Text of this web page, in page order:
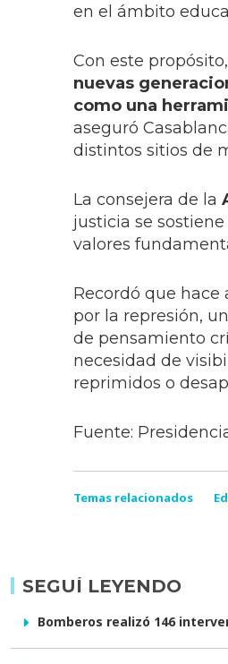
en el ámbito
Con este
nuevas
como una
aseguró
distintos sitios de
La consejera de la
justicia se
valores
Recordó que hace
por la represión,
de pensamiento
necesidad de
reprimidos o
Fuente:
Temas relacionados
SEGUÍ LEYENDO
Bomberos realizó 146